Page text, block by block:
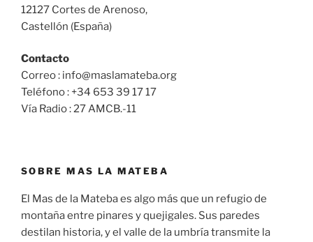
12127 Cortes de Arenoso,
Castellón (España)
Contacto
Correo : info@maslamateba.org
Teléfono : +34 653 39 17 17
Vía Radio : 27 AMCB.-11
SOBRE MAS LA MATEBA
El Mas de la Mateba es algo más que un refugio de
montaña entre pinares y quejigales. Sus paredes
destilan historia, y el valle de la umbría transmite la